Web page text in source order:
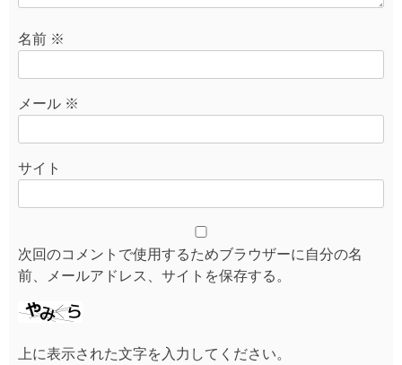
名前 ※
メール ※
サイト
次回のコメントで使用するためブラウザーに自分の名
前、メールアドレス、サイトを保存する。
上に表示された文字を入力してください。